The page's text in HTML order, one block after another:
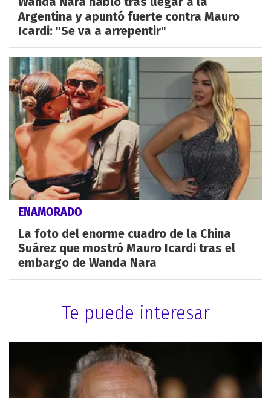
Argentina y apuntó fuerte contra Mauro
Icardi: "Se va a arrepentir"
ENAMORADO
La foto del enorme cuadro de la China
Suárez que mostró Mauro Icardi tras el
embargo de Wanda Nara
Te puede interesar